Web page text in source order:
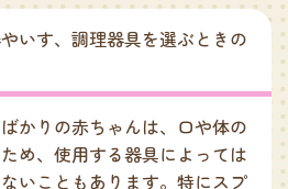
いす、調理器具を選ぶときの
かりの赤ちゃんは、口や体の
め、使用する器具によっては
いこともあります。特にスプ